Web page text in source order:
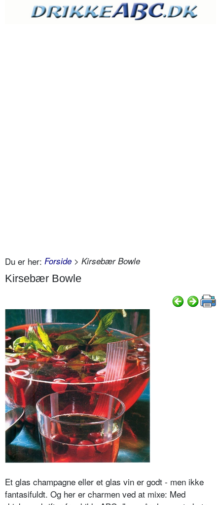
Du er her: Forside > Kirsebær Bowle
Kirsebær Bowle
Et glas champagne eller et glas vin er godt - men ikke
fantasifuldt. Og her er charmen ved at mixe: Med